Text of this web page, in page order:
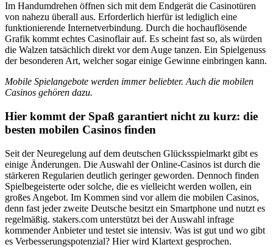
Im Handumdrehen öffnen sich mit dem Endgerät die Casinotüren
von nahezu überall aus. Erforderlich hierfür ist lediglich eine
funktionierende Internetverbindung. Durch die hochauflösende
Grafik kommt echtes Casinoflair auf. Es scheint fast so, als würden
die Walzen tatsächlich direkt vor dem Auge tanzen. Ein Spielgenuss
der besonderen Art, welcher sogar einige Gewinne einbringen kann.
Mobile Spielangebote werden immer beliebter. Auch die mobilen
Casinos gehören dazu.
Hier kommt der Spaß garantiert nicht zu kurz: die
besten mobilen Casinos finden
Seit der Neuregelung auf dem deutschen Glücksspielmarkt gibt es
einige Änderungen. Die Auswahl der Online-Casinos ist durch die
stärkeren Regularien deutlich geringer geworden. Dennoch finden
Spielbegeisterte oder solche, die es vielleicht werden wollen, ein
großes Angebot. Im Kommen sind vor allem die mobilen Casinos,
denn fast jeder zweite Deutsche besitzt ein Smartphone und nutzt es
regelmäßig. stakers.com unterstützt bei der Auswahl infrage
kommender Anbieter und testet sie intensiv. Was ist gut und wo gibt
es Verbesserungspotenzial? Hier wird Klartext gesprochen.